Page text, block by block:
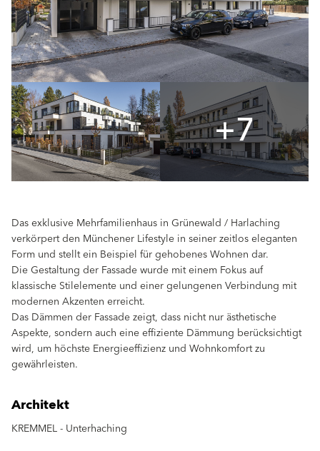
+7
Das exklusive Mehrfamilienhaus in Grünewald / Harlaching
verkörpert den Münchener Lifestyle in seiner zeitlos eleganten
Form und stellt ein Beispiel für gehobenes Wohnen dar.
Die Gestaltung der Fassade wurde mit einem Fokus auf
klassische Stilelemente und einer gelungenen Verbindung mit
modernen Akzenten erreicht.
Das Dämmen der Fassade zeigt, dass nicht nur ästhetische
Aspekte, sondern auch eine effiziente Dämmung berücksichtigt
wird, um höchste Energieeffizienz und Wohnkomfort zu
gewährleisten.
Architekt
KREMMEL - Unterhaching